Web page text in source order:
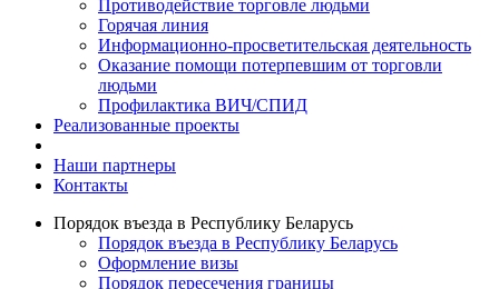
Противодействие торговле людьми
Горячая линия
Информационно-просветительская деятельность
Оказание помощи потерпевшим от торговли
людьми
Профилактика ВИЧ/СПИД
Реализованные проекты
Наши партнеры
Контакты
Порядок въезда в Республику Беларусь
Порядок въезда в Республику Беларусь
Оформление визы
Порядок пересечения границы